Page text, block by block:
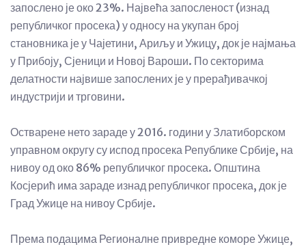
запослено је око 23%. Највећа запосленост (изнад
републичког просека) у односу на укупан број
становника је у Чајетини, Ариљу и Ужицу, док је најмања
у Прибоју, Сјеници и Новој Вароши. По секторима
делатности највише запослених је у прерађивачкој
индустрији и трговини.
Остварене нето зараде у 2016. години у Златиборском
управном округу су испод просека Републике Србије, на
нивоу од око 86% републичког просека. Општина
Косјерић има зараде изнад републичког просека, док је
Град Ужице на нивоу Србије.
Према подацима Регионалне привредне коморе Ужице,